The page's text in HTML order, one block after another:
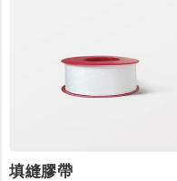
填縫膠帶